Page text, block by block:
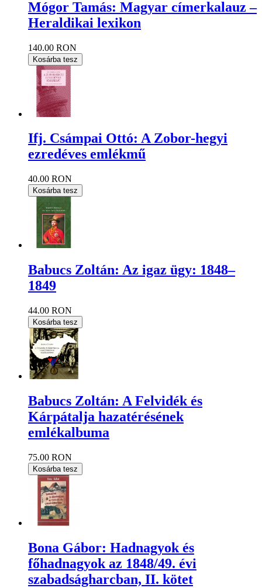
Mógor Tamás: Magyar címerkalauz –
Heraldikai lexikon
140.00 RON
Kosárba tesz
Ifj. Csámpai Ottó: A Zobor-hegyi
ezredéves emlékmű
40.00 RON
Kosárba tesz
Babucs Zoltán: Az igaz ügy: 1848–
1849
44.00 RON
Kosárba tesz
Babucs Zoltán: A Felvidék és
Kárpátalja hazatérésének
emlékalbuma
75.00 RON
Kosárba tesz
Bona Gábor: Hadnagyok és
főhadnagyok az 1848/49. évi
szabadságharcban, II. kötet